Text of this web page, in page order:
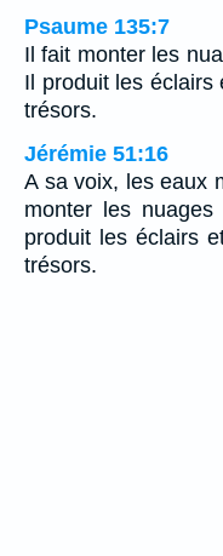
Psaume 135:7
Il fait monter les
Il produit les
trésors.
Jérémie 51:16
A sa voix, les eaux
monter les
produit les éclairs
trésors.